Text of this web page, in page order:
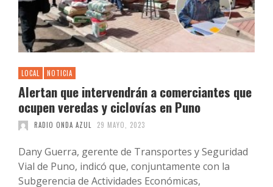
LOCAL NOTICIA
Alertan que intervendrán a comerciantes que
ocupen veredas y ciclovías en Puno
RADIO ONDA AZUL 29 MAYO, 2023
Dany Guerra, gerente de Transportes y Seguridad
Vial de Puno, indicó que, conjuntamente con la
Subgerencia de Actividades Económicas,